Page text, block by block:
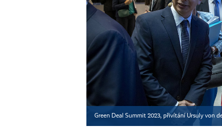
Green Deal Summit 2023, přivítání Ursuly von